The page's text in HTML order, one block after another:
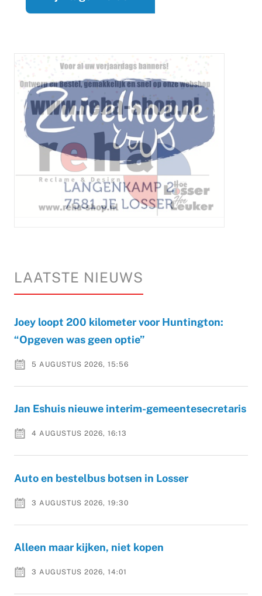
LAATSTE NIEUWS
Joey loopt 200 kilometer voor Huntington:
“Opgeven was geen optie”
5 AUGUSTUS 2026, 15:56
Jan Eshuis nieuwe interim-gemeentesecretaris
4 AUGUSTUS 2026, 16:13
Auto en bestelbus botsen in Losser
3 AUGUSTUS 2026, 19:30
Alleen maar kijken, niet kopen
3 AUGUSTUS 2026, 14:01